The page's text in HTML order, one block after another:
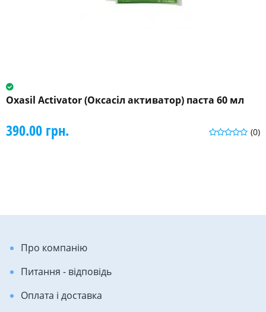
Oxasil Activator (Оксасіл активатор) паста 60 мл
(0)
390.00 грн.
Про компанію
Питання - відповідь
Оплата і доставка